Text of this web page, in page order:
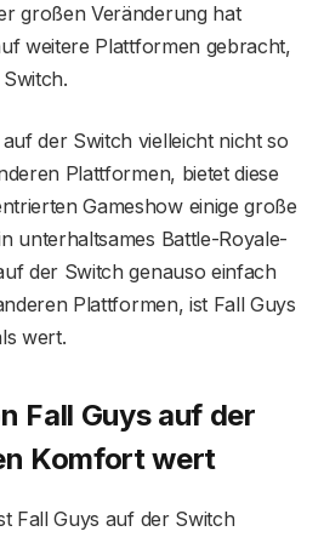
großen Veränderung hat
weitere Plattformen gebracht,
der Switch vielleicht nicht so
Plattformen, bietet diese
Gameshow einige große
unterhaltsames Battle-Royale-
der Switch genauso einfach
Plattformen, ist Fall Guys
wert.
Fall Guys auf der
Komfort wert
Fall Guys auf der Switch